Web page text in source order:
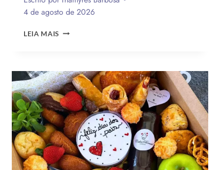
4 de agosto de 2026
LEIA MAIS QUAL
PARA
O
DIA
DOS
PAIS?
VEJA
130
FRASES
EMOCIONANTES
PARA